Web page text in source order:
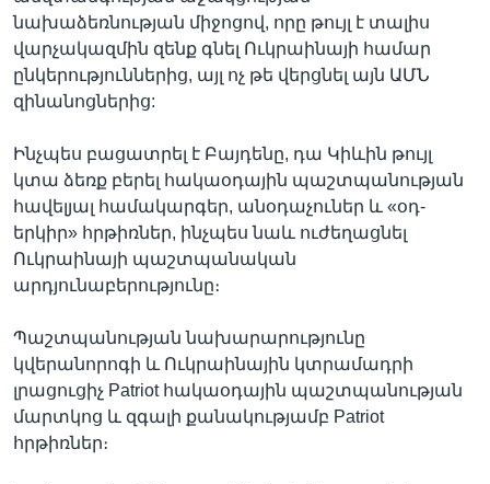
նախաձեռնության միջոցով, որը թույլ է տալիս
վարչակազմին զենք գնել Ուկրաինայի համար
ընկերություններից, այլ ոչ թե վերցնել այն ԱՄՆ
զինանոցներից:
Ինչպես բացատրել է Բայդենը, դա Կիևին թույլ
կտա ձեռք բերել հակաօդային պաշտպանության
հավելյալ համակարգեր, անօդաչուներ և «օդ-
երկիր» հրթիռներ, ինչպես նաև ուժեղացնել
Ուկրաինայի պաշտպանական
արդյունաբերությունը։
Պաշտպանության նախարարությունը
կվերանորոգի և Ուկրաինային կտրամադրի
լրացուցիչ Patriot հակաօդային պաշտպանության
մարտկոց և զգալի քանակությամբ Patriot
հրթիռներ։